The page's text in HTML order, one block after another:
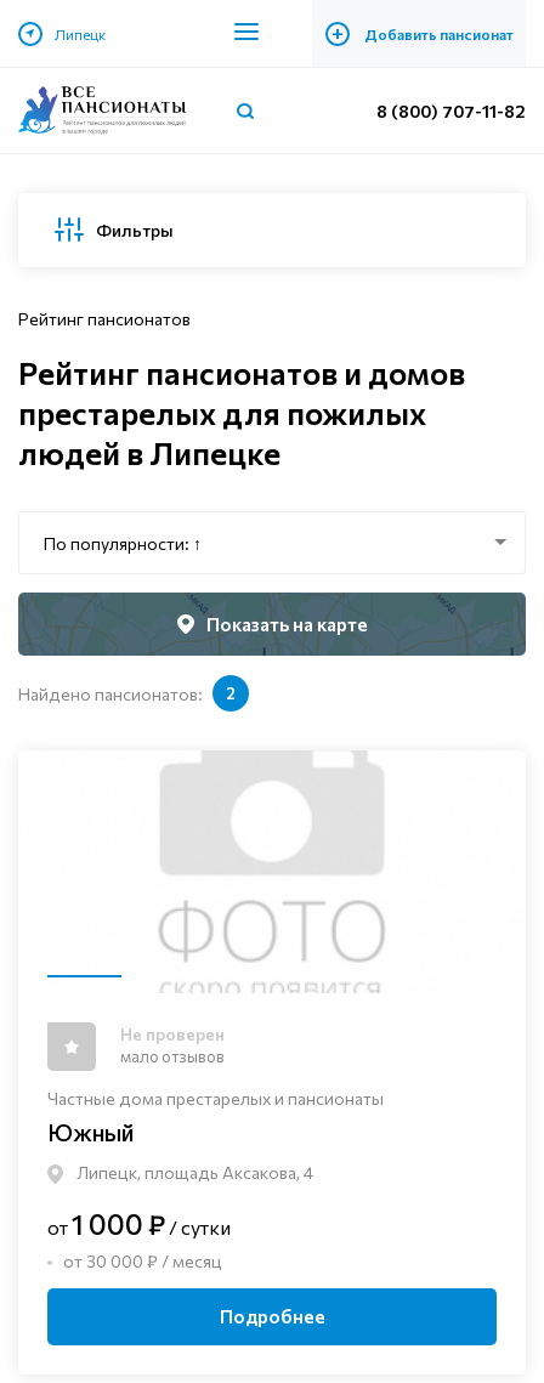
Липецк + Добавить пансионат
8 (800) 707-11-82
Фильтры
Рейтинг пансионатов
Рейтинг пансионатов и домов
престарелых для пожилых
людей в Липецке
По популярности: ↑
Показать на карте
Найдено пансионатов: 2
Частные дома престарелых и пансионаты
Южный
Липецк, площадь Аксакова, 4
Не проверен
мало отзывов
от1 000 ₽ / сутки
от 30 000 ₽ / месяц
Подробнее